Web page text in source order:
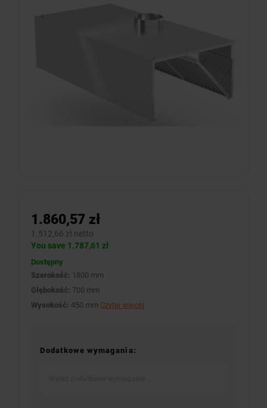
1.860,57 zł
1.512,66 zł netto
You save 1.787,61 zł
Dostępny
Szerokość: 1800 mm
Głębokość: 700 mm
Wysokość: 450 mm Czytaj więcej
Dodatkowe wymagania: